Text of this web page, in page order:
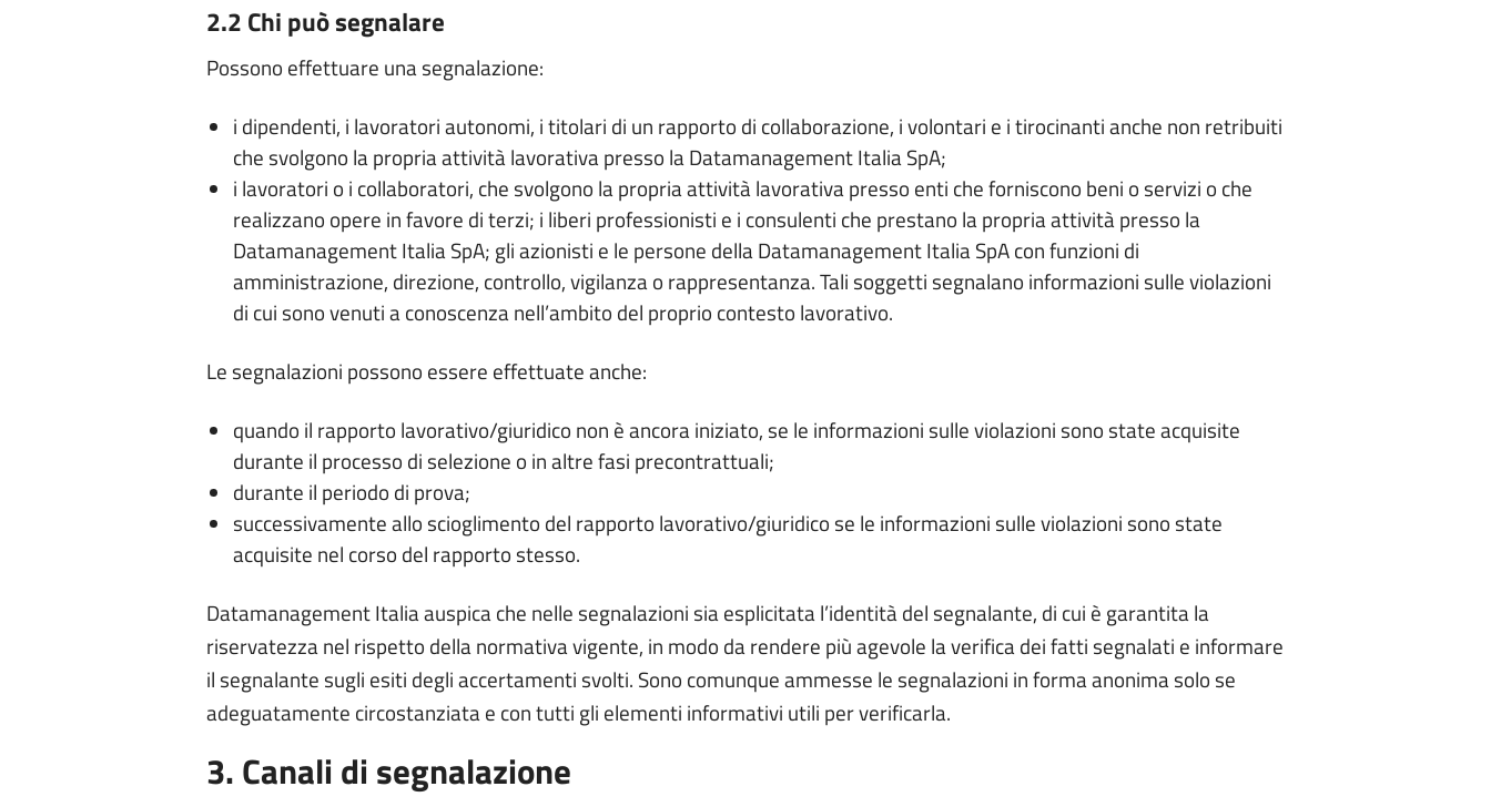
2.2 Chi può segnalare
Possono effettuare una segnalazione:
i dipendenti, i lavoratori autonomi, i titolari di un rapporto di collaborazione, i volontari e i tirocinanti anche non retribuiti
che svolgono la propria attività lavorativa presso la Datamanagement Italia SpA;
i lavoratori o i collaboratori, che svolgono la propria attività lavorativa presso enti che forniscono beni o servizi o che
realizzano opere in favore di terzi; i liberi professionisti e i consulenti che prestano la propria attività presso la
Datamanagement Italia SpA; gli azionisti e le persone della Datamanagement Italia SpA con funzioni di
amministrazione, direzione, controllo, vigilanza o rappresentanza. Tali soggetti segnalano informazioni sulle violazioni
di cui sono venuti a conoscenza nell’ambito del proprio contesto lavorativo.
Le segnalazioni possono essere effettuate anche:
quando il rapporto lavorativo/giuridico non è ancora iniziato, se le informazioni sulle violazioni sono state acquisite
durante il processo di selezione o in altre fasi precontrattuali;
durante il periodo di prova;
successivamente allo scioglimento del rapporto lavorativo/giuridico se le informazioni sulle violazioni sono state
acquisite nel corso del rapporto stesso.
Datamanagement Italia auspica che nelle segnalazioni sia esplicitata l’identità del segnalante, di cui è garantita la
riservatezza nel rispetto della normativa vigente, in modo da rendere più agevole la verifica dei fatti segnalati e informare
il segnalante sugli esiti degli accertamenti svolti. Sono comunque ammesse le segnalazioni in forma anonima solo se
adeguatamente circostanziata e con tutti gli elementi informativi utili per verificarla.
3. Canali di segnalazione